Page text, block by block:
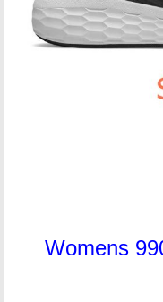
Womens